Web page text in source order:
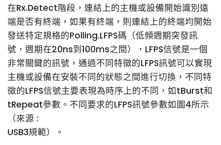
在Rx.Detect階段，連結上的主機或設備開始識別遠
端是否有終端，如果有終端，則連結上的終端均開始
發送特定規格的Polling.LFPS碼（低頻週期突發訊
號，週期在20ns到100ms之間），LFPS信號是一個
非常關鍵的訊號，通過不同特徵的LFPS訊號可以實現
主機或設備在安裝不同的狀態之間進行切換，不同特
徵的LFPS信號主要表現為時序上的不同，如tBurst和
tRepeat參數。不同要求的LFPS訊號參數如圖4所示
（來源 :
USB3規範）。